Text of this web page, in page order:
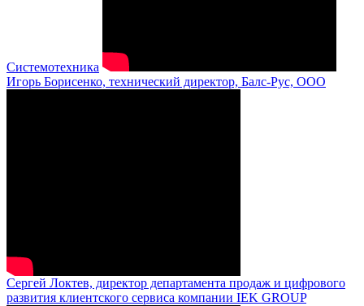
Системотехника
Игорь Борисенко, технический директор, Балс-Рус, ООО
Сергей Локтев, директор департамента продаж и цифрового
развития клиентского сервиса компании IEK GROUP